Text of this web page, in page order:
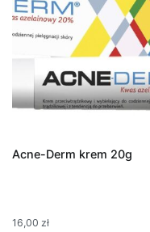
Acne-Derm krem 20g
16,00 zł